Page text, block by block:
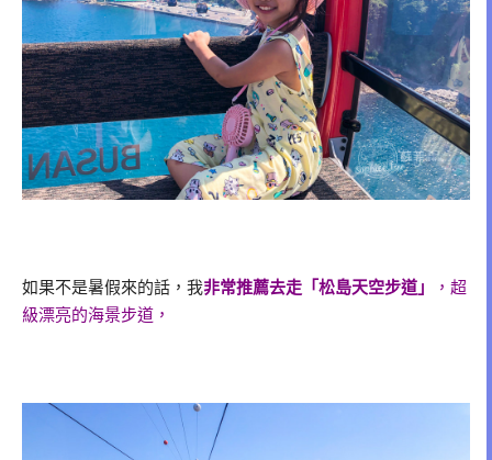
如果不是暑假來的話，我非常推薦去走「松島天空步道」
，超
級漂亮的海景步道，